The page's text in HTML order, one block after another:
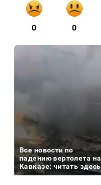
0 0
Все новости по
падению вертолета на
Кавказе: читать здесь